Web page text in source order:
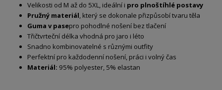
Velikosti od M až do 5XL, ideální i pro plnoštíhlé postavy
Pružný materiál, který se dokonale přizpůsobítvaru těla
Guma vpasepro pohodlné nošení bez tlačení
Třičtvrteční délka vhodná pro jaro i léto
Snadno kombinovatelné s různými outfity
Perfektní pro každodenní nošení, práci i volnýčas
Materiál: 95% polyester, 5% elastan